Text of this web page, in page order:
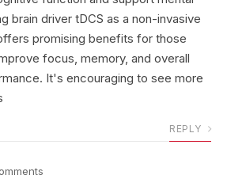
brain driver tDCS as a non-invasive
promising benefits for those
focus, memory, and overall
It's encouraging to see more
REPLY